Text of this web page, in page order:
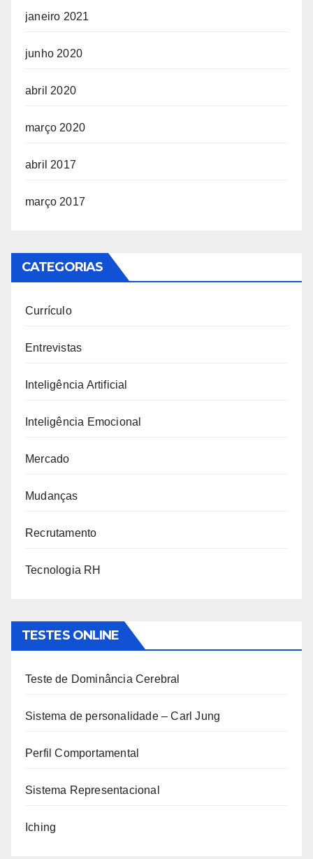
janeiro 2021
junho 2020
abril 2020
março 2020
abril 2017
março 2017
CATEGORIAS
Currículo
Entrevistas
Inteligência Artificial
Inteligência Emocional
Mercado
Mudanças
Recrutamento
Tecnologia RH
TESTES ONLINE
Teste de Dominância Cerebral
Sistema de personalidade – Carl Jung
Perfil Comportamental
Sistema Representacional
Iching